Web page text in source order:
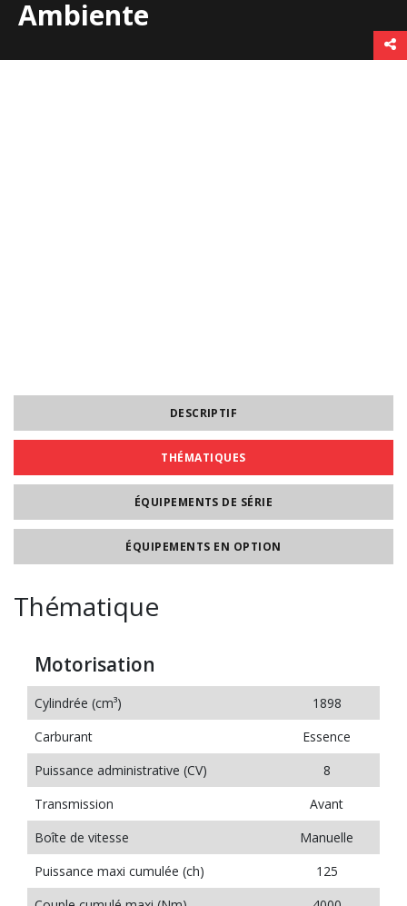
Ambiente
DESCRIPTIF
THÉMATIQUES
ÉQUIPEMENTS DE SÉRIE
ÉQUIPEMENTS EN OPTION
Thématique
Motorisation
Cylindrée (cm³)
1898
Carburant
Essence
Puissance administrative (CV)
8
Transmission
Avant
Boîte de vitesse
Manuelle
Puissance maxi cumulée (ch)
125